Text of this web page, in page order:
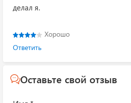
делал я.
Хорошо
Ответить
Оставьте свой отзыв